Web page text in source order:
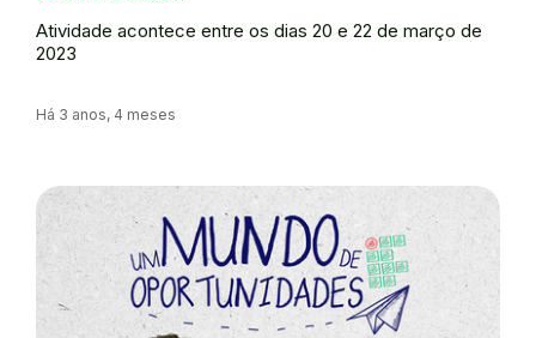
Atividade acontece entre os dias 20 e 22 de março de
2023
Há 3 anos, 4 meses